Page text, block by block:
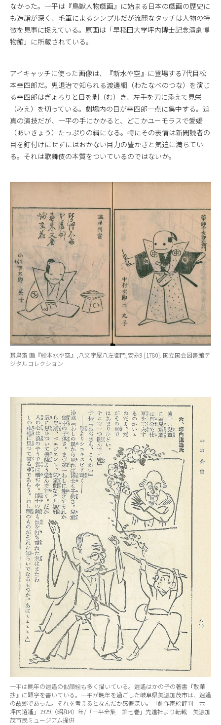
なかった。一平は『鳥獣人物戯画』に始まる日本の戯画の歴史に
も造詣が深く、毛筆によるシンプルだが流麗なタッチは人物の特
徴を見事に捉えている。原画は「早稲田大学坪内博士記念演劇博
物館」に所蔵されている。
アイキャッチに使った画像は、『新水や空』に登場する7代目松
本幸四郎だ。鬼退治で知られる渡邊綱（わたなべのつな）を演じ
る幸四郎はぎょろりと目を剥（む）き、左手を刀に添えて見栄
（みえ）を切っている。劇場内の目が幸四郎一点に集中する。迫
真の演技だが、一平の手にかかると、どこかユーモラスで愛嬌
（あいきょう）たっぷりの綱になる。特にその表情は新聞読者の
目を釘付けにせずにはおかない目力の豊かさと気迫に満ちてい
る。それは歌舞伎の本質をついているのではないか。
耳鳥斎 画『絵本水や空』,八文字屋八左衛門,安永9 [1780]. 国立国会図書館デ
ジタルコレクション
一平は晩年の逍遙の似顔絵も多く描いている。逍遙はかの子の著書『散華
抄』に題字を書いている。一平が晩年を過ごした岐阜県美濃加茂市は、逍遙
の故郷であった。それを考えるとなんだか感慨深い。「劇作家絵評判 六
坪内逍遙」1929（昭和4）年/『一平全集 第七巻」先進社より転載 美濃加
茂市民ミュージアム提供